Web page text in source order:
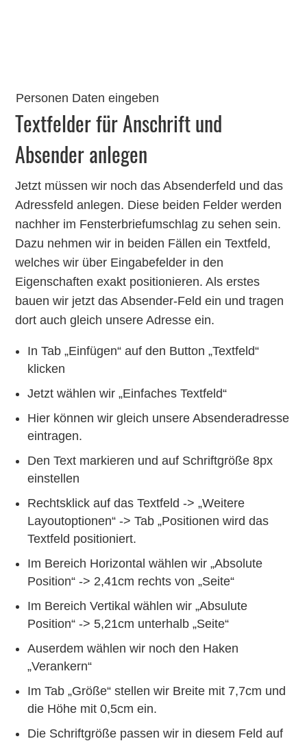
Personen Daten eingeben
Textfelder für Anschrift und
Absender anlegen
Jetzt müssen wir noch das Absenderfeld und das
Adressfeld anlegen. Diese beiden Felder werden
nachher im Fensterbriefumschlag zu sehen sein.
Dazu nehmen wir in beiden Fällen ein Textfeld,
welches wir über Eingabefelder in den
Eigenschaften exakt positionieren. Als erstes
bauen wir jetzt das Absender-Feld ein und tragen
dort auch gleich unsere Adresse ein.
In Tab „Einfügen“ auf den Button „Textfeld“
klicken
Jetzt wählen wir „Einfaches Textfeld“
Hier können wir gleich unsere Absenderadresse
eintragen.
Den Text markieren und auf Schriftgröße 8px
einstellen
Rechtsklick auf das Textfeld -> „Weitere
Layoutoptionen“ -> Tab „Positionen wird das
Textfeld positioniert.
Im Bereich Horizontal wählen wir „Absolute
Position“ -> 2,41cm rechts von „Seite“
Im Bereich Vertikal wählen wir „Absulute
Position“ -> 5,21cm unterhalb „Seite“
Auserdem wählen wir noch den Haken
„Verankern“
Im Tab „Größe“ stellen wir Breite mit 7,7cm und
die Höhe mit 0,5cm ein.
Die Schriftgröße passen wir in diesem Feld auf